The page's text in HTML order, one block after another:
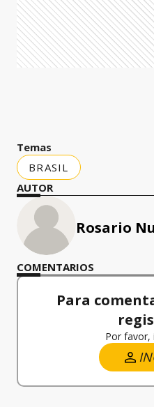
Temas
BRASIL
AUTOR
Rosario
COMENTARIOS
Para
Por favor,